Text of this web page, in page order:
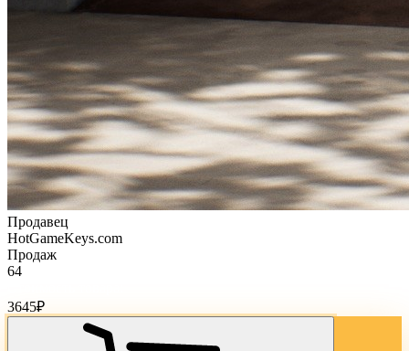
Продавец
HotGameKeys.com
Продаж
64
3645₽